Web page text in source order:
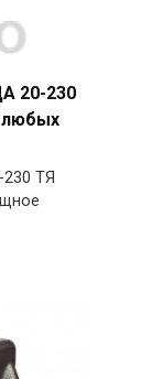
20-230
любых
ТЯ